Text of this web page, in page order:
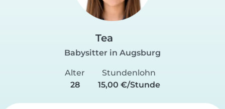
Tea
Babysitter in Augsburg
Alter
28
Stundenlohn
15,00 €/Stunde